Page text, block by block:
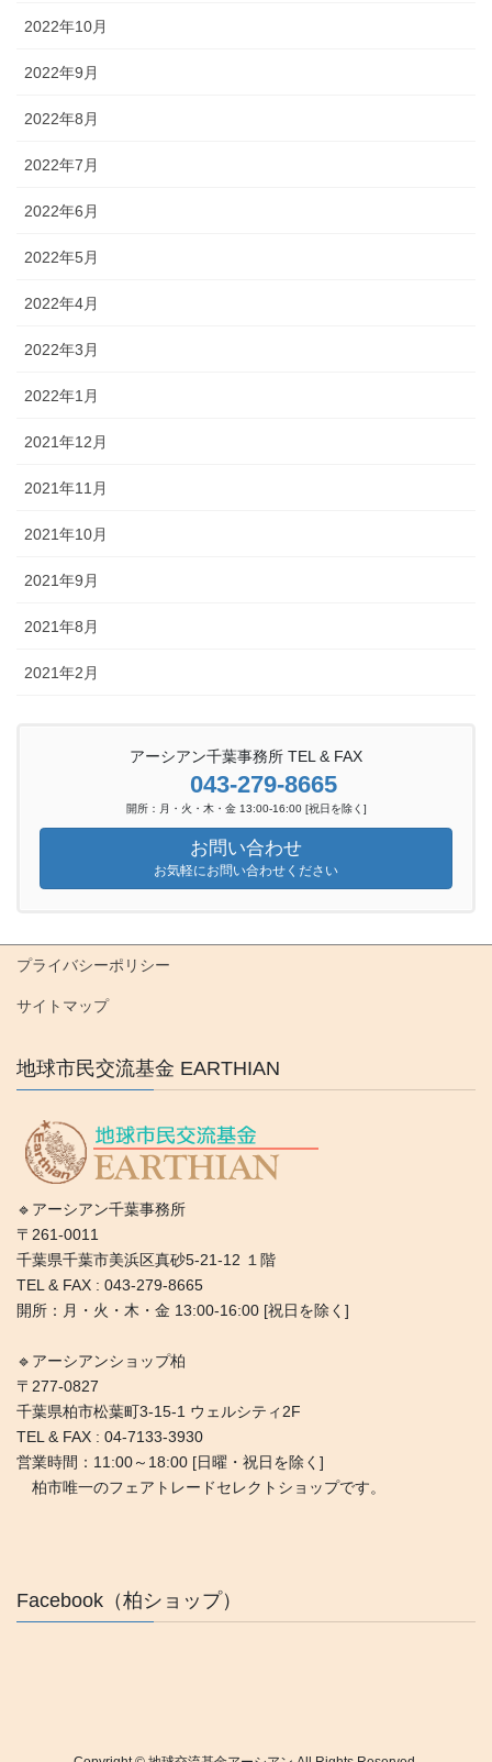
2022年10月
2022年9月
2022年8月
2022年7月
2022年6月
2022年5月
2022年4月
2022年3月
2022年1月
2021年12月
2021年11月
2021年10月
2021年9月
2021年8月
2021年2月
アーシアン千葉事務所 TEL & FAX
043-279-8665
開所：月・火・木・金 13:00-16:00 [祝日を除く]
お問い合わせ
お気軽にお問い合わせください
プライバシーポリシー
サイトマップ
地球市民交流基金 EARTHIAN
🔹アーシアン千葉事務所
〒261-0011
千葉県千葉市美浜区真砂5-21-12 １階
TEL & FAX : 043-279-8665
開所：月・火・木・金 13:00-16:00 [祝日を除く]
🔹アーシアンショップ柏
〒277-0827
千葉県柏市松葉町3-15-1 ウェルシティ2F
TEL & FAX : 04-7133-3930
営業時間：11:00～18:00 [日曜・祝日を除く]
柏市唯一のフェアトレードセレクトショップです。
Facebook（柏ショップ）